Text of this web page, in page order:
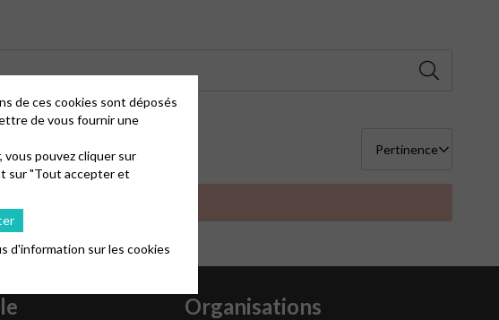
Organisations
de ces cookies sont déposés
de vous fournir une
pouvez cliquer sur
sur "Tout accepter et
d'information sur les cookies